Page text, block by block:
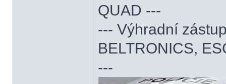
QUAD ---
--- Výhradní
BELTRONICS,
---